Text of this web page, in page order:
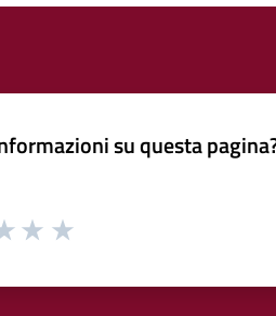
su questa